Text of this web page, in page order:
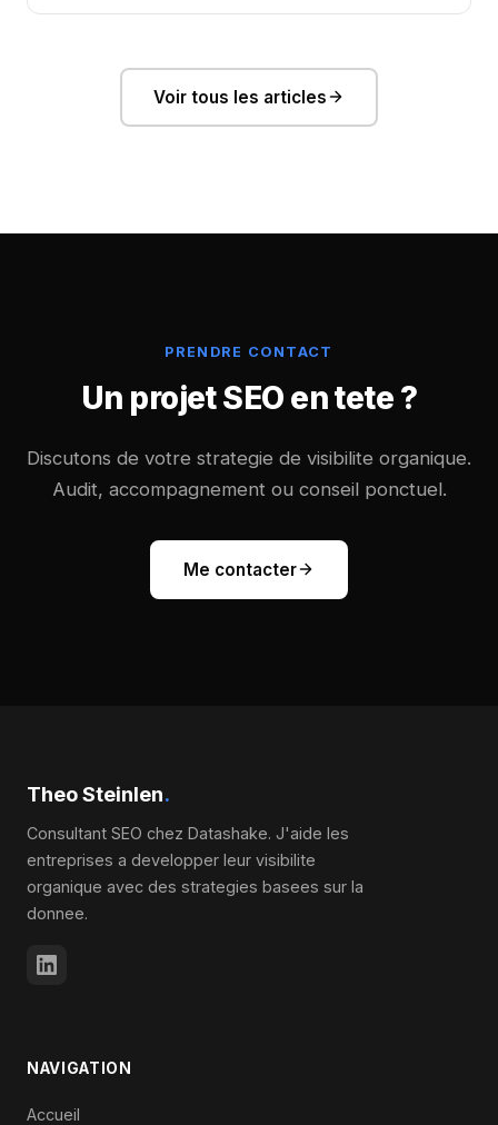
Voir tous les articles
PRENDRE CONTACT
Un projet SEO en tete ?
Discutons de votre strategie de visibilite organique.
Audit, accompagnement ou conseil ponctuel.
Me contacter
Theo Steinlen.
Consultant SEO chez Datashake. J'aide les
entreprises a developper leur visibilite
organique avec des strategies basees sur la
donnee.
NAVIGATION
Accueil